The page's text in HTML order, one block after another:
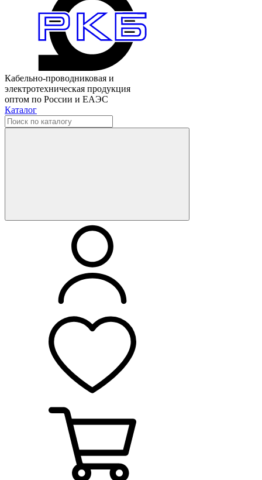
Кабельно-проводниковая и
электротехническая продукция
оптом по России и ЕАЭС
Каталог